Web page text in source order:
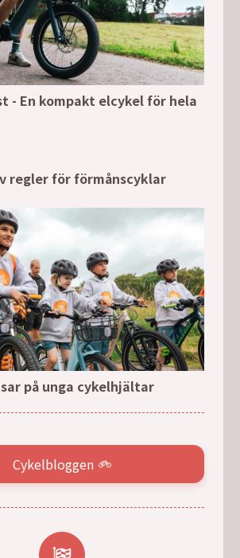
- En kompakt elcykel för hela
regler för förmånscyklar
på unga cykelhjältar
Cykelbloggen